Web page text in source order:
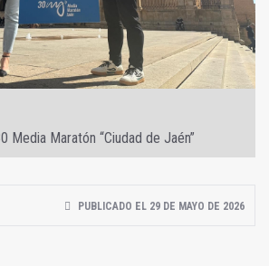
Media Maratón “Ciudad de Jaén”
PUBLICADO EL 29 DE MAYO DE 2026